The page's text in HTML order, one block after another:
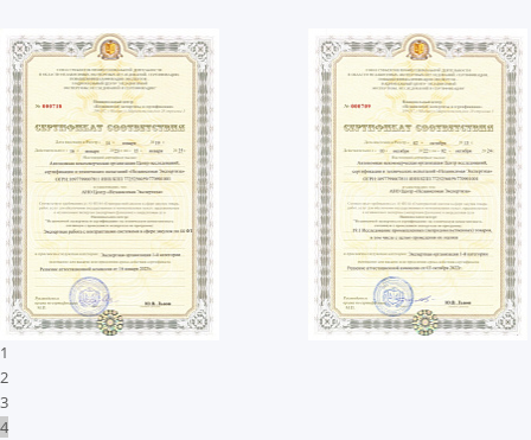
1
2
3
4